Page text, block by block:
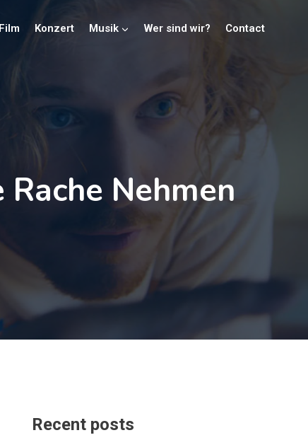
Film Konzert Musik Wer sind wir? Contact
Nehmen
Recent posts